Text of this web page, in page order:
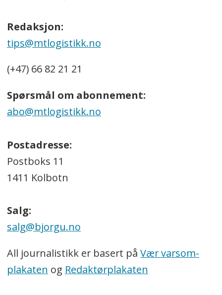
Redaksjon:
tips@mtlogistikk.no
(+47) 66 82 21 21
Spørsmål om abonnement:
abo@mtlogistikk.no
Postadresse:
Postboks 11
1411 Kolbotn
Salg:
salg@bjorgu.no
All journalistikk er basert på Vær varsom-
plakaten og Redaktørplakaten